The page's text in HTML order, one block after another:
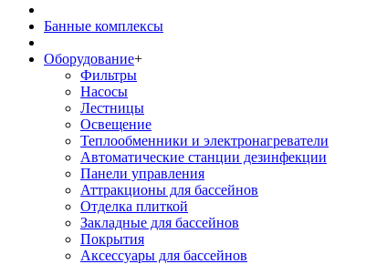
Банные комплексы
Оборудование+
Фильтры
Насосы
Лестницы
Освещение
Теплообменники и электронагреватели
Автоматические станции дезинфекции
Панели управления
Аттракционы для бассейнов
Отделка плиткой
Закладные для бассейнов
Покрытия
Аксессуары для бассейнов